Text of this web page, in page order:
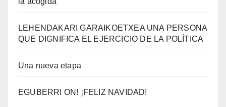
LEHENDAKARI GARAIKOETXEA UNA PERSONA
QUE DIGNIFICA EL EJERCICIO DE LA POLÍTICA
Una nueva etapa
EGUBERRI ON! ¡FELIZ NAVIDAD!